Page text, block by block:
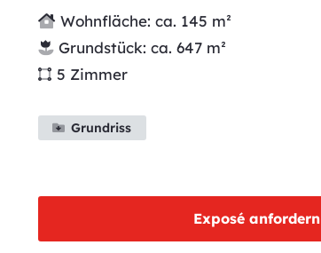
Wohnfläche: ca. 145 m²
Grundstück: ca.647 m²
5 Zimmer
Grundriss
Exposé anfordern